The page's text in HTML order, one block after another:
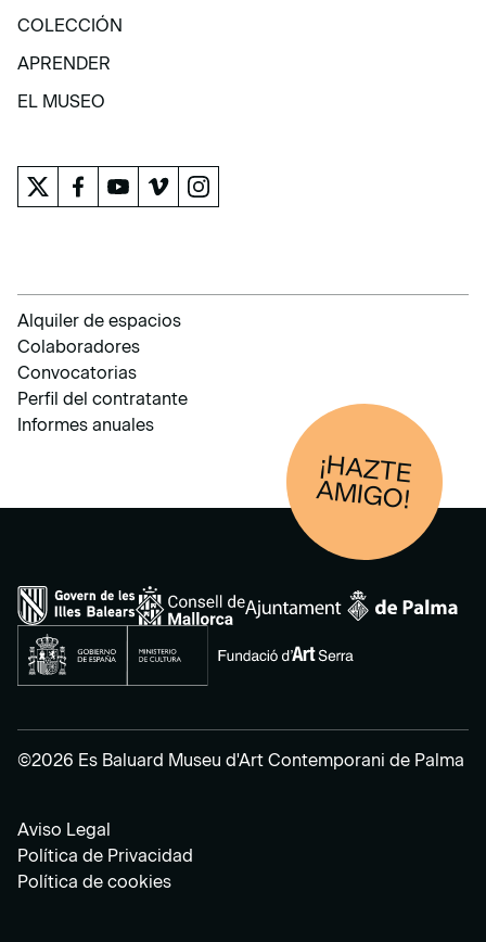
EXPOSICIONES Y ACTIVIDADES
COLECCIÓN
COLECCIÓN
APRENDER
APRENDER
EL MUSEO
Alquiler de espacios
Colaboradores
Convocatorias
Perfil del contratante
Informes anuales
¡HAZTE
AM
IGO!
©2026 Es Baluard Museu d'Art Contemporani de Palma
Aviso Legal
Política de Privacidad
Política de cookies